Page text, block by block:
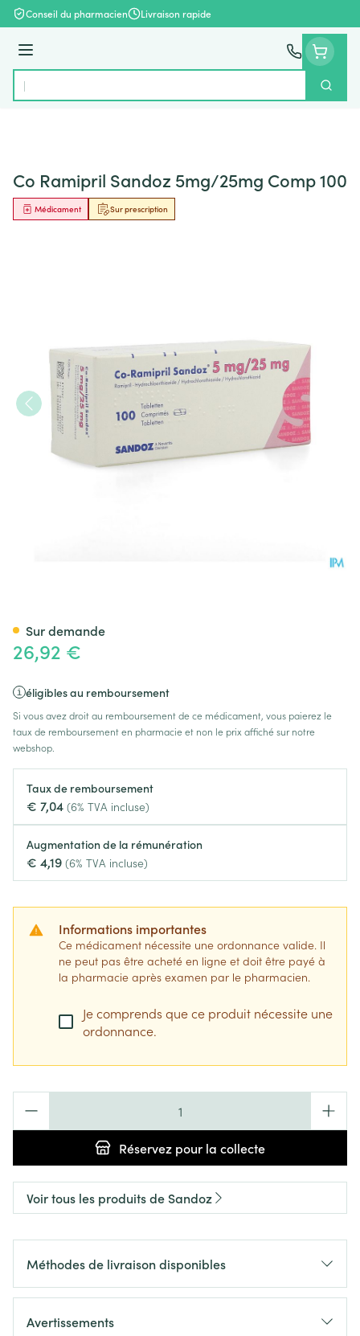
Aller au contenu
Conseil du pharmacien Livraison rapide
Menu
Rechercher
Co Ramipril Sandoz 5mg/25mg Comp 100
Sur prescription
Médicament
26,92 €
éligibles au remboursement
Si vous avez droit au remboursement de ce médicament, vous paierez le
taux de remboursement en pharmacie et non le prix affiché sur notre
webshop.
Taux de remboursement
€ 7,04 (6% TVA incluse)
Augmentation de la rémunération
€ 4,19 (6% TVA incluse)
Informations importantes
Ce médicament nécessite une ordonnance valide. Il
ne peut pas être acheté en ligne et doit être payé à
la pharmacie après examen par le pharmacien.
Je comprends que ce produit nécessite une
ordonnance.
Réservez pour la collecte
Sur demande
Voir tous les produits de Sandoz
Méthodes de livraison disponibles
Avertissements